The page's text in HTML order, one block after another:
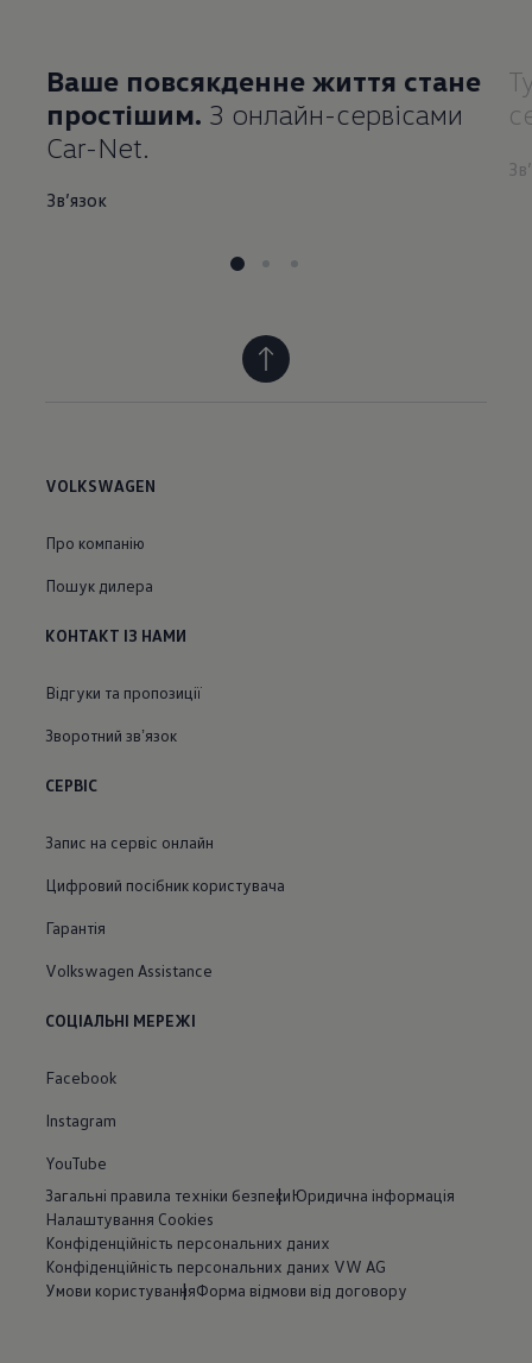
Ваше повсякденне життя стане
простішим. З онлайн-сервісами
Car-Net.
Зв’язок
VOLKSWAGEN
Про компанію
Пошук дилера
КОНТАКТ ІЗ НАМИ
Відгуки та пропозиції
Зворотний звʼязок
СЕРВІС
Запис на сервіс онлайн
Цифровий посібник користувача
Гарантія
Volkswagen Assistance
СОЦІАЛЬНІ МЕРЕЖІ
Facebook
Instagram
YouTube
Загальні правила техніки безпекиЮридична інформація
Налаштування Cookies
Конфіденційність персональних даних
Конфіденційність персональних даних VW AG
Умови користуванняФорма відмови від договору